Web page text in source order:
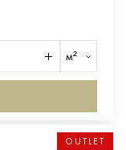
м²
OUTLET